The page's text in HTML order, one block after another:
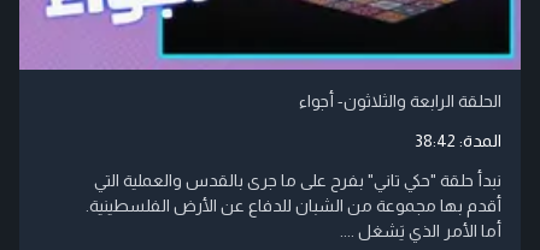
الحلقة الرابعة والثلاثون- أجواء
المدة: 38:42
نبدأ حلقة "حكي تاني" بفرح على ما جرى بالقدس والعملية التي
أقدم بها مجموعة من الشبان للدفاع عن الأرض الفلسطينية.
أما الأمر الذي يَشغل ....